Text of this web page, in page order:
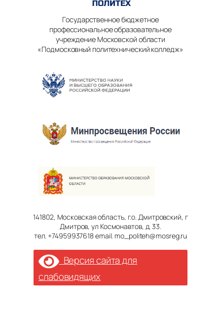
Государственное бюджетное
профессиональное образовательное
учреждение Московской области
«Подмосковный политехнический колледж»
141802, Московская область, г.о. Дмитровский, г
Дмитров, ул Космонавтов, д. 33.
тел. +74959937618 email. mo_politeh@mosreg.ru
Версия сайта для
слабовидящих